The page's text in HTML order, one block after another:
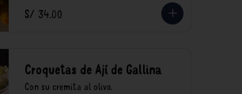
S/ 34.00
Croquetas de Ají de Gallina
Con su cremita al olivo.